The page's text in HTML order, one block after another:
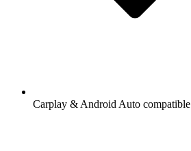
Carplay & Android Auto compatible